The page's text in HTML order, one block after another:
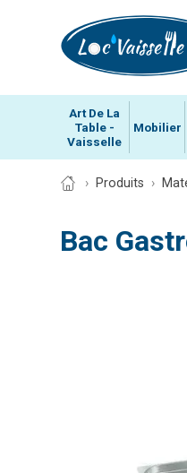
Art De La
Table -
Vaisselle
Mobilier
Produits
Bac